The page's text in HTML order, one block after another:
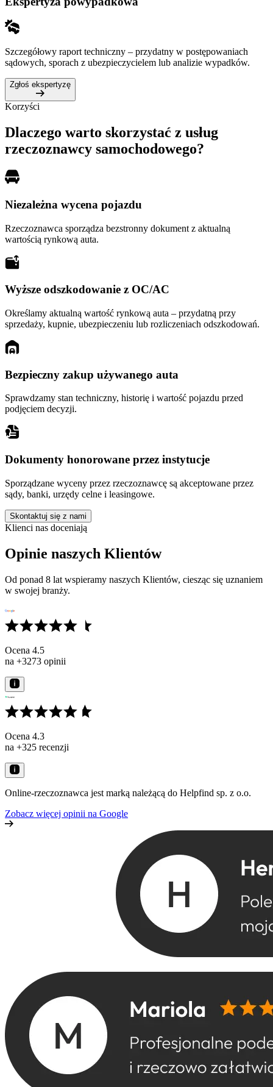
Szczegółowy raport techniczny – przydatny w postępowaniach
sądowych, sporach z ubezpieczycielem lub analizie wypadków.
Zgłoś ekspertyzę
Korzyści
Dlaczego warto skorzystać z usług
rzeczoznawcy samochodowego?
Niezależna wycena pojazdu
Rzeczoznawca sporządza bezstronny dokument z aktualną
wartością rynkową auta.
Wyższe odszkodowanie z OC/AC
Określamy aktualną wartość rynkową auta – przydatną przy
sprzedaży, kupnie, ubezpieczeniu lub rozliczeniach odszkodowań.
Bezpieczny zakup używanego auta
Sprawdzamy stan techniczny, historię i wartość pojazdu przed
podjęciem decyzji.
Dokumenty honorowane przez instytucje
Sporządzane wyceny przez rzeczoznawcę są akceptowane przez
sądy, banki, urzędy celne i leasingowe.
Skontaktuj się z nami
Klienci nas doceniają
Opinie naszych Klientów
Od ponad 8 lat wspieramy naszych Klientów, ciesząc się uznaniem
w swojej branży.
Ocena 4.5
na +3273 opinii
Ocena 4.3
na +325 recenzji
Online-rzeczoznawca jest marką należącą do Helpfind sp. z o.o.
Zobacz więcej opinii na Google